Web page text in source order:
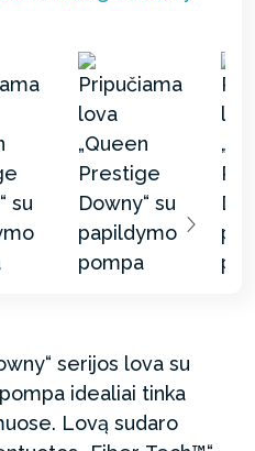
serijos lova su
idealiai tinka
Lovą sudaro